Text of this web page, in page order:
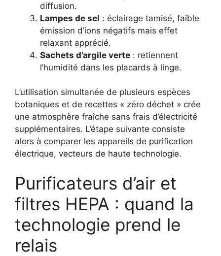
diffusion.
Lampes de sel : éclairage tamisé, faible
émission d’ions négatifs mais effet
relaxant apprécié.
Sachets d’argile verte : retiennent
l’humidité dans les placards à linge.
L’utilisation simultanée de plusieurs espèces
botaniques et de recettes « zéro déchet » crée
une atmosphère fraîche sans frais d’électricité
supplémentaires. L’étape suivante consiste
alors à comparer les appareils de purification
électrique, vecteurs de haute technologie.
Purificateurs d’air et
filtres HEPA : quand la
technologie prend le
relais